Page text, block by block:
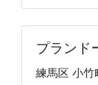
プランド
練馬区 小